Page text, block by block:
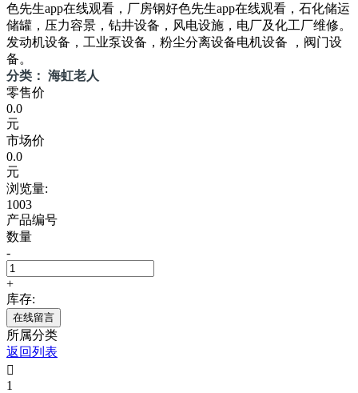
色先生app在线观看，厂房钢好色先生app在线观看，石化储运
储罐，压力容景，钻井设备，风电设施，电厂及化工厂维修。
发动机设备，工业泵设备，粉尘分离设备电机设备 ，阀门设
备。
分类： 海虹老人
零售价
0.0
元
市场价
0.0
元
浏览量:
1003
产品编号
数量
-
+
库存:
在线留言
所属分类
返回列表

1